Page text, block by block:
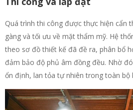
Quá trình thi công được thực hiện cẩn
gàng và tối ưu về mặt thẩm mỹ. Hệ
theo sơ đồ thiết kế đã đề ra, phân bổ
đảm bảo độ phủ âm đồng đều. Nhờ
ổn định, lan tỏa tự nhiên trong toàn bộ